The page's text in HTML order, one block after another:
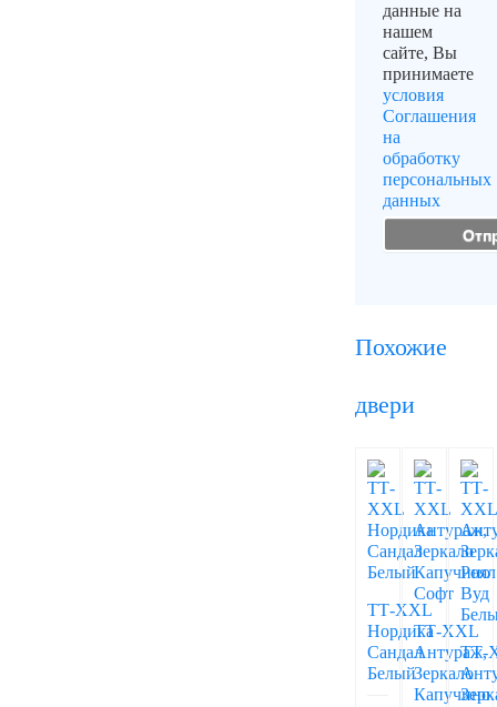
данные на
нашем
сайте, Вы
принимаете
условия
Соглашения
на
обработку
персональных
данных
Похожие
двери
ТТ-XXL
Нордика
Сандал
Белый
ТТ-XXL
Антураж,
Зеркало
Капучино
ТТ-